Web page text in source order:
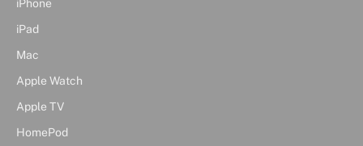
iPhone
iPad
Mac
Apple Watch
Apple TV
HomePod